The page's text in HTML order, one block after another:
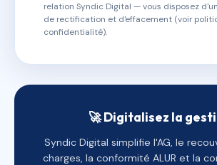
relation Syndic Digital — vous disposez
de rectification et d'effacement (voir
confidentialité).
🚀 Digitalisez la
Syndic Digital simplifie l'AG, le
charges, la conformité ALUR et la